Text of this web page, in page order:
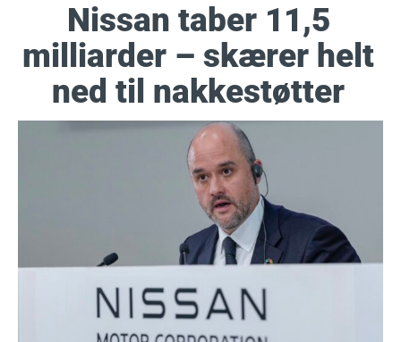
Nissan taber 11,5
milliarder – skærer helt
ned til nakkestøtter